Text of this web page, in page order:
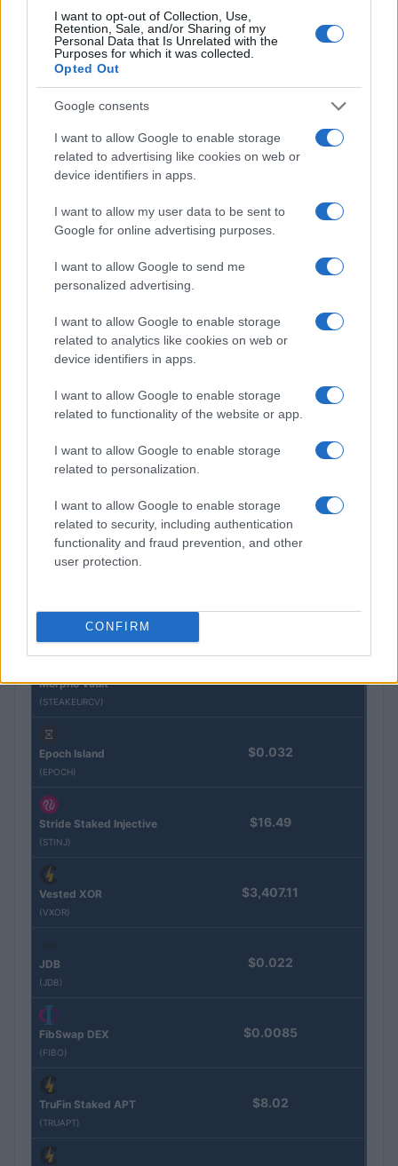
I want to opt-out of Collection, Use,
Retention, Sale, and/or Sharing of my
Personal Data that Is Unrelated with the
Purposes for which it was collected.
Opted Out
Google consents
I want to allow Google to enable storage
related to advertising like cookies on web or
device identifiers in apps.
I want to allow my user data to be sent to
Google for online advertising purposes.
I want to allow Google to send me
personalized advertising.
I want to allow Google to enable storage
related to analytics like cookies on web or
device identifiers in apps.
I want to allow Google to enable storage
related to functionality of the website or app.
I want to allow Google to enable storage
related to personalization.
I want to allow Google to enable storage
related to security, including authentication
functionality and fraud prevention, and other
user protection.
CONFIRM
Edoardo Vitali · 6 Ago 2026
FINANZA
Villa Joy sequestrata: le violazioni urbanistiche e
paesaggistiche a Loiri Porto San Paolo
Francesca Galli · 6 Ago 2026
Nome Prezzo
Eureka Bridged PAX
$4,187.30
Morpho Vault
(STEAKEURCV)
Epoch Island
(EPOCH)
$0.032
Stride Staked Injective
(STINJ)
$16.49
Vested XOR
(VXOR)
$3,407.11
JDB
(JDB)
$0.022
FibSwap DEX
(FIBO)
$0.0085
TruFin Staked APT
(TRUAPT)
$8.02